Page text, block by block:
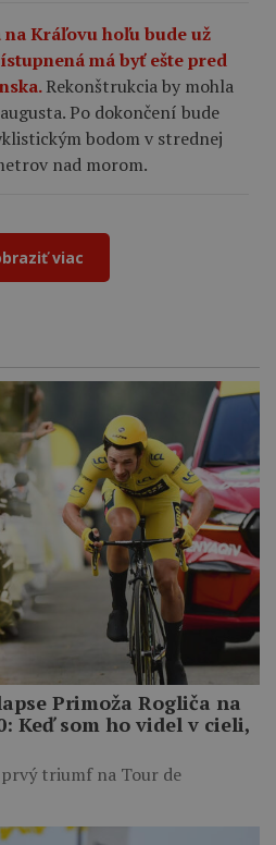
Kráľovu hoľu bude už
má byť ešte pred
Rekonštrukcia by mohla
Po dokončení bude
bodom v strednej
nad morom.
viac
Primoža Rogliča na
Keď som ho videl v cieli,
triumf na Tour de